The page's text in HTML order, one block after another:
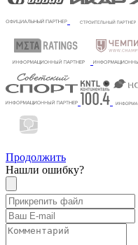
Продолжить
Нашли ошибку?